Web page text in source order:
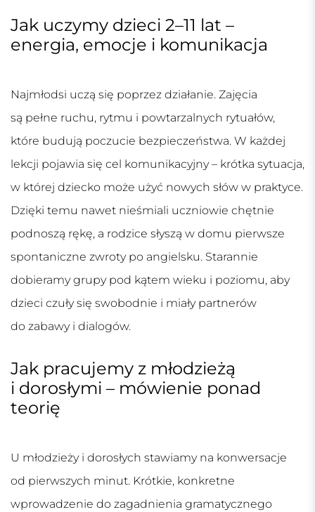
Jak uczymy dzieci 2–11 lat –
energia, emocje i komunikacja
Najmłodsi uczą się poprzez działanie. Zajęcia
są pełne ruchu, rytmu i powtarzalnych rytuałów,
które budują poczucie bezpieczeństwa. W każdej
lekcji pojawia się cel komunikacyjny – krótka sytuacja,
w której dziecko może użyć nowych słów w praktyce.
Dzięki temu nawet nieśmiali uczniowie chętnie
podnoszą rękę, a rodzice słyszą w domu pierwsze
spontaniczne zwroty po angielsku. Starannie
dobieramy grupy pod kątem wieku i poziomu, aby
dzieci czuły się swobodnie i miały partnerów
do zabawy i dialogów.
Jak pracujemy z młodzieżą
i dorosłymi – mówienie ponad
teorię
U młodzieży i dorosłych stawiamy na konwersacje
od pierwszych minut. Krótkie, konkretne
wprowadzenie do zagadnienia gramatycznego